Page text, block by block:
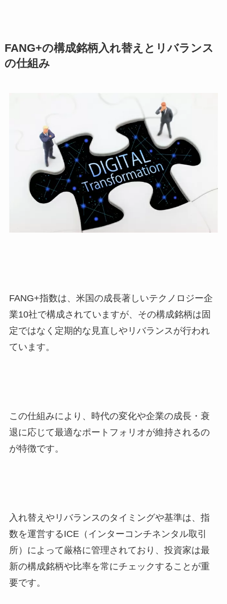
FANG+の構成銘柄入れ替えとリバランス
の仕組み
FANG+指数は、米国の成長著しいテクノロジー企
業10社で構成されていますが、その構成銘柄は固
定ではなく定期的な見直しやリバランスが行われ
ています。
この仕組みにより、時代の変化や企業の成長・衰
退に応じて最適なポートフォリオが維持されるの
が特徴です。
入れ替えやリバランスのタイミングや基準は、指
数を運営するICE（インターコンチネンタル取引
所）によって厳格に管理されており、投資家は最
新の構成銘柄や比率を常にチェックすることが重
要です。